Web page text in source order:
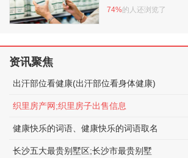
74%的人还浏览了
资讯聚焦
出汗部位看健康(出汗部位看身体健康)
织里房产网;织里房子出售信息
健康快乐的词语、健康快乐的词语取名
长沙五大最贵别墅区;长沙市最贵别墅